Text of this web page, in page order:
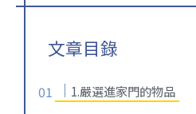
文章目錄
1.嚴選進家門的物品